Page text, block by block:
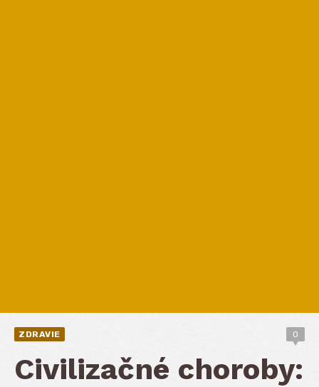
ZDRAVIE 0
Civilizačné choroby: